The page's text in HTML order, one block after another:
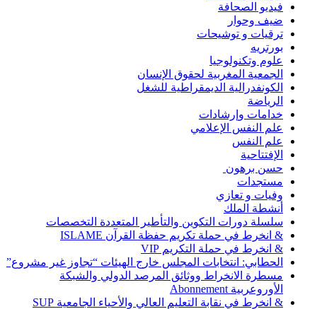
فيديو الصحافة
ضيف وحوار
ترقيات و توشيحات
بورتريه
علوم وتكنولوجيا
الجمعية المغربية لحقوق الإنسان
الكونفدرالية الديمقراطية للشغل
الرياضة
خدامات وإرشادات
علم النفس الإعلامي
علم النفس
الإفتتاحية
حسن برهون
مستجدات
وفيات و تعازي
أنشطة الملك
سلسلة دورات التكوين والتأطير المتعددة التخصصات
& انخرط في حملة تكريم حفظة القرآن ISLAME
& انخرط في حملة التكريم VIP
الحطابي: انتخابات المجلس خارج الهيئات “تجاوز غير مشروع”
مسطرة الانخراط ووثائق المرصد الدولي والشبكة
الأوروعربية Abonnement
& انخرط في نقابة التعليم العالي والأحياء الجامعية SUP